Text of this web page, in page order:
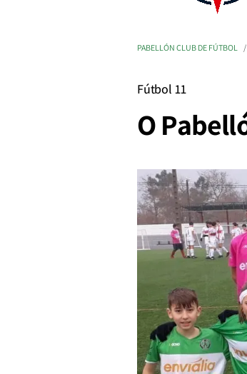
PABELLÓN CLUB DE FÚTBOL
Fútbol 11
O